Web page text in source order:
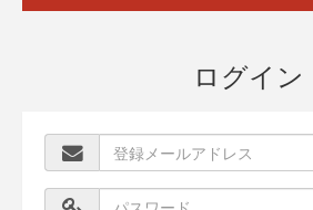
ログイン